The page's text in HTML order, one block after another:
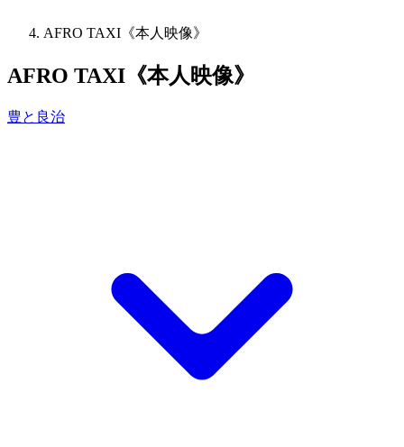
AFRO TAXI《本人映像》
AFRO TAXI《本人映像》
豊と良治